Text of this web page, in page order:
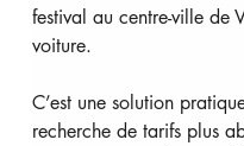
festival au centre-ville de
voiture.
C’est une solution
recherche de tarifs plus